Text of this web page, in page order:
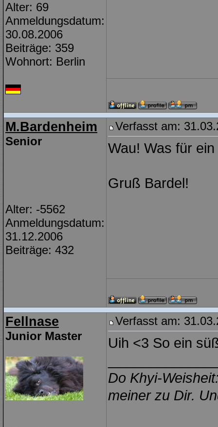
Alter: 69
Anmeldungsdatum:
30.08.2006
Beiträge: 359
Wohnort: Berlin
M.Bardenheim
Senior
Alter: -5562
Anmeldungsdatum:
31.12.2006
Beiträge: 432
Verfasst am:
Wau! Was für
Gruß Bardel!
Fellnase
Junior Master
Verfasst am:
Uih <3 So ein
Do Khyi-
meiner zu Dir.